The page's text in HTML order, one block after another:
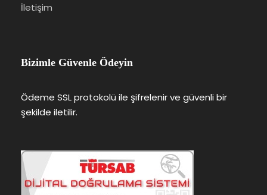
İletişim
Bizimle Güvenle Ödeyin
Ödeme SSL protokolü ile şifrelenir ve güvenli bir
şekilde iletilir.